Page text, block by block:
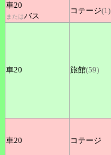
車20
またはバス
コテージ(1)
車20 旅館(59)
車20 コテージ